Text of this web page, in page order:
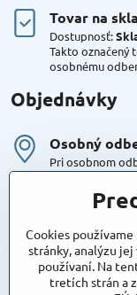
Tovar na
Dostupnosť:
Takto označený
osobnému
Objednávky
Osobný
Pri osobnom
Kuriér DPD ,
Cena za
Maxstore
Cookies
stránky, analýzu
používaní. Na
tretích strán a